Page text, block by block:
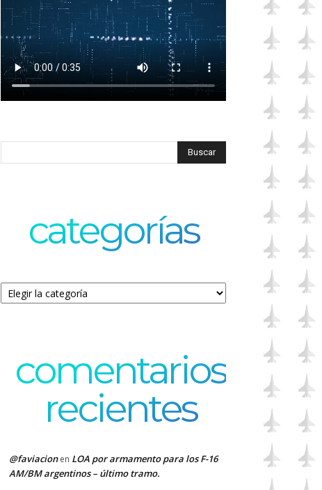
categorías
Categorías
comentarios
recientes
@faviacionen LOA por armamento para los F-16
AM/BM argentinos – último tramo.